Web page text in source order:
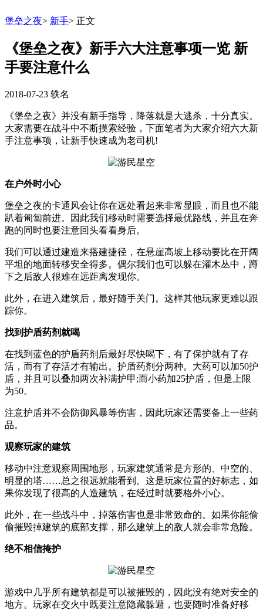
堡垒之夜> 新手> 正文
《堡垒之夜》新手六大注意事项一览 新
手要注意什么
2018-07-23 轶名
《堡垒之夜》并没有新手指导，降落就是大逃杀，十分真实。
大家需要在战斗中不断摸索经验，下面笔者为大家介绍六大新
手注意事项，让新手快速成为老司机!
在户外时小心
堡垒之夜的卡通风会让你在远处看起来非常显眼，而且也不能
趴着匍匐前进。因此我们移动时需要选择最优路线，并且在奔
跑的同时也要注意回头看看身后。
我们可以通过建造来搭建捷径，在悬崖高坡上移动要比在开阔
平坦的地面转移安全得多。偶尔我们也可以躲在灌木丛中，蹲
下之后敌人很难在远距离发现你。
此外，在进入建筑后，最好随手关门。这样其他玩家更难以跟
踪你。
找到护盾药剂就喝
在找到蓝色的护盾药剂后最好尽快喝下，有了保护就有了存
活，而有了存活才有输出。护盾药剂分两种。大药可以加50护
盾，并且可以叠加两次补满护甲;而小药加25护盾，但是上限
为50。
注意护盾并不会防御风暴等伤害，因此玩家还需要备上一些药
品。
观察玩家的建筑
移动中注意观察周围地形，玩家建筑通常是方形的、中空的、
明显的塔……总之很远就能看到。这是玩家位置的好标志，如
果你发现了很高的人造建筑，在经过时就要格外小心。
此外，在一些战斗中，掉落伤害也是非常致命的。如果你能偷
偷摧毁掉建筑的底部支撑，那么建筑上的敌人就会非常危险。
绝不相信掩护
游戏中几乎所有建筑都是可以被摧毁的，因此没有绝对安全的
地方。玩家在交火中既要注意隐藏躲避，也要随时准备好移